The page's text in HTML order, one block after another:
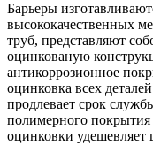
Барьеры
высококачественных
труб, представляют
оцинкованую
антикоррозионное
оцинковка всех
продлевает срок
полимерного покрытия
оцинковки удешевляет